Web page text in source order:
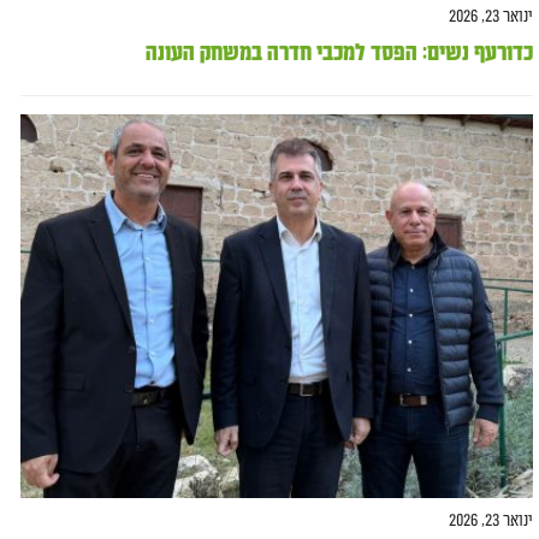
ינואר 23, 2026
כדורעף נשים: הפסד למכבי חדרה במשחק העונה
ינואר 23, 2026